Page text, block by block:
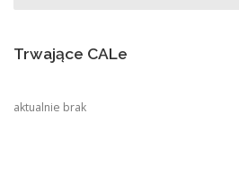
Trwające CALe
aktualnie brak